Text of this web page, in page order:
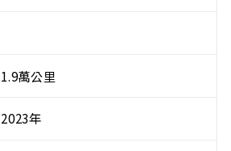
1.9萬公里
2023年